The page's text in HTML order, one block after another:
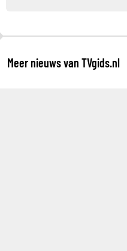
Meer nieuws van TVgids.nl